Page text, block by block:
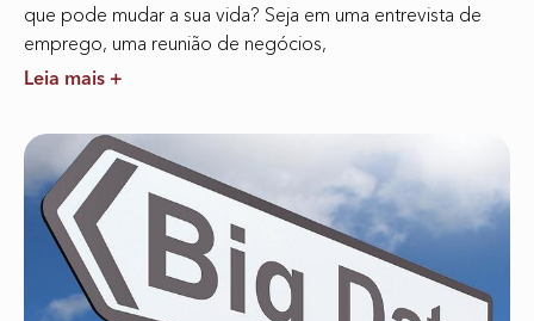
que pode mudar a sua vida? Seja em uma entrevista de
emprego, uma reunião de negócios,
Leia mais +